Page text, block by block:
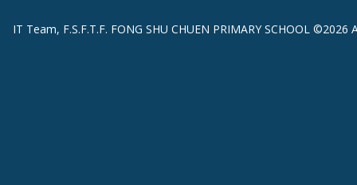
IT Team, F.S.F.T.F. FONG SHU CHUEN PRIMARY SCHOOL ©2026